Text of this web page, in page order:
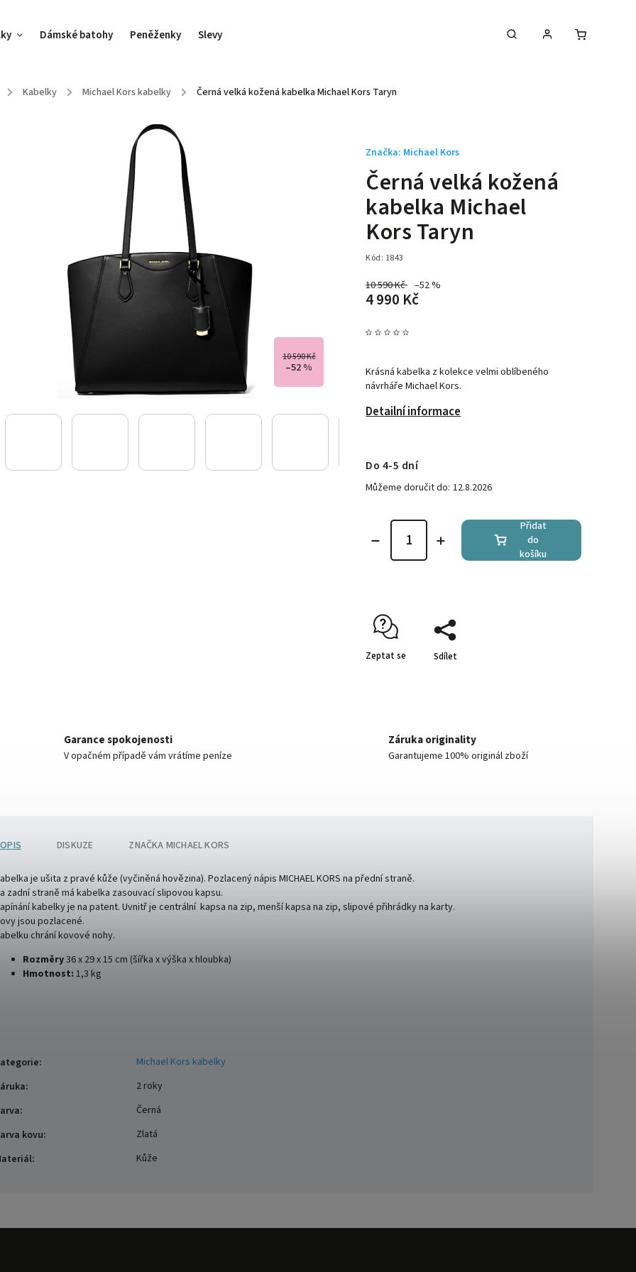
Dámské batohy Peněženky Slevy
/ Kabelky / Michael Kors kabelky / Černá velká kožená kabelka Michael Kors Taryn
10 590 Kč
–52 %
Černá velká kožená
kabelka Michael
Kors Taryn
Kód: 1843
10 590 Kč –52 %
4 990 Kč
Krásná kabelka z kolekce velmi oblíbeného
návrháře Michael Kors.
Detailní informace
Značka: Michael Kors
Do 4-5 dní
Můžeme doručit do: 12.8.2026
Přidat
do
košíku
Zeptat se Sdílet
Garance spokojenosti
V opačném případě vám vrátíme peníze
Záruka originality
Garantujeme 100% originál zboží
DISKUZE ZNAČKA MICHAEL KORS
je ušita z pravé kůže (vyčiněná hovězina). Pozlacený nápis MICHAEL KORS na přední straně.
zadní straně má kabelka zasouvací slipovou kapsu.
kabelky je na patent. Uvnitř je centrální kapsa na zip, menší kapsa na zip, slipové přihrádky na karty.
jsou pozlacené.
chrání kovové nohy.
Rozměry36 x 29 x 15 cm (šířka x výška x hloubka)
Hmotnost: 1,3 kg
:
Michael Kors kabelky
:
2 roky
:
Černá
kovu:
Zlatá
: Kůže